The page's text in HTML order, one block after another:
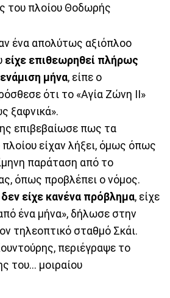
του πλοίου Θοδωρής
ένα απολύτως αξιόπλοο
είχε επιθεωρηθεί πλήρως
μήνα, είπε ο
ότι το «Αγία Ζώνη ΙΙ»
ξαφνικά».
επιβεβαίωσε πως τα
πλοίου είχαν λήξει, όμως όπως
παράταση από το
όπως προβλέπει ο νόμος.
δεν είχε κανένα πρόβλημα, είχε
ένα μήνα», δήλωσε στην
τηλεοπτικό σταθμό Σκάι.
περιέγραψε το
του... μοιραίου